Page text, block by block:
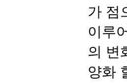
가 점
이루
의 변
양화